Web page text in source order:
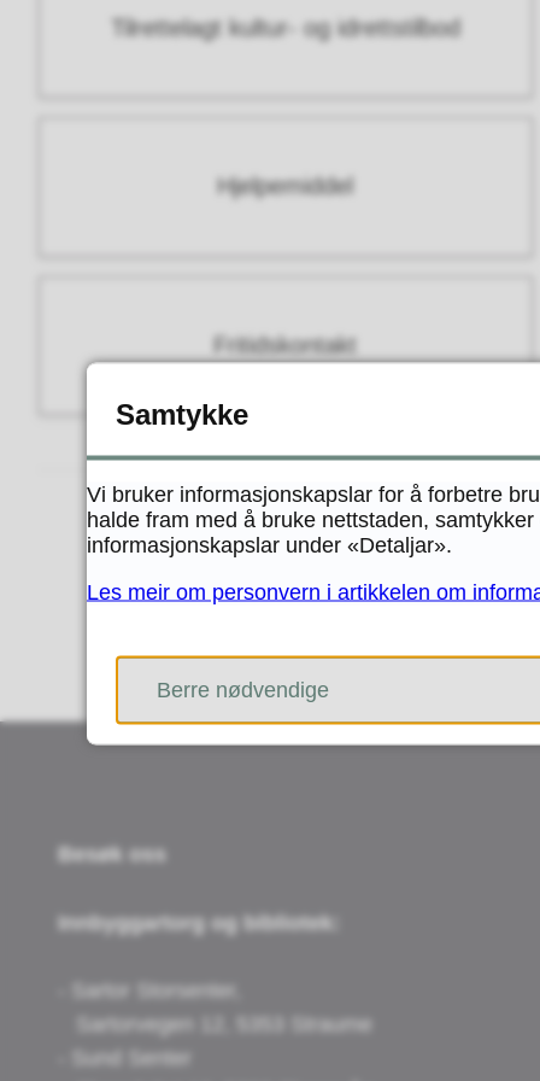
Tilrettelagt kultur- og idrettstilbod
Hjelpemiddel
Fritidskontakt
Besøk oss
Innbyggartorg og bibliotek:
- Sartor Storsenter,
Sartorvegen 12, 5353 Straume
- Sund Senter
Samtykke
Vi bruker informasjonskapslar for å forbetre
halde fram med å bruke nettstaden,
informasjonskapslar under «Detaljar».
Les meir om personvern i artikkelen om
Berre nødvendige